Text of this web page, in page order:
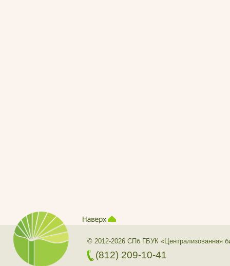
© 2012-2026 СПб ГБУК «Централизованная
(812) 209-10-41